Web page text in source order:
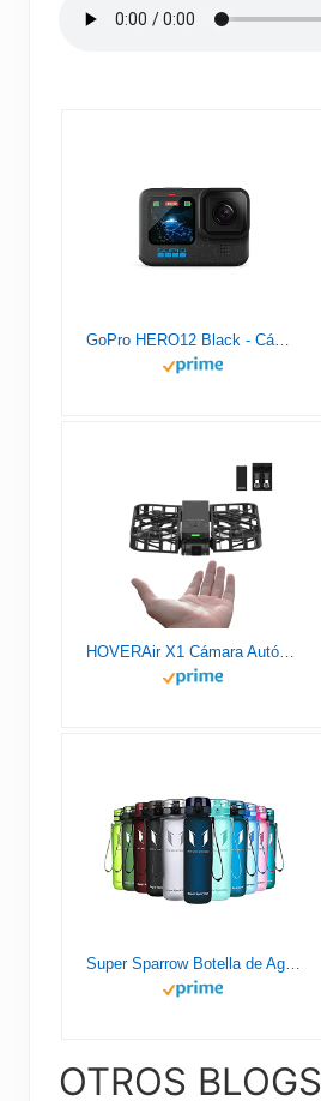
OTROS BLOGS